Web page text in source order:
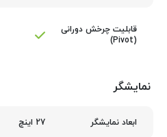
قابلیت چرخش دورانی
(Pivot)
نمایشگر
ابعاد نمایشگر 27 اینچ